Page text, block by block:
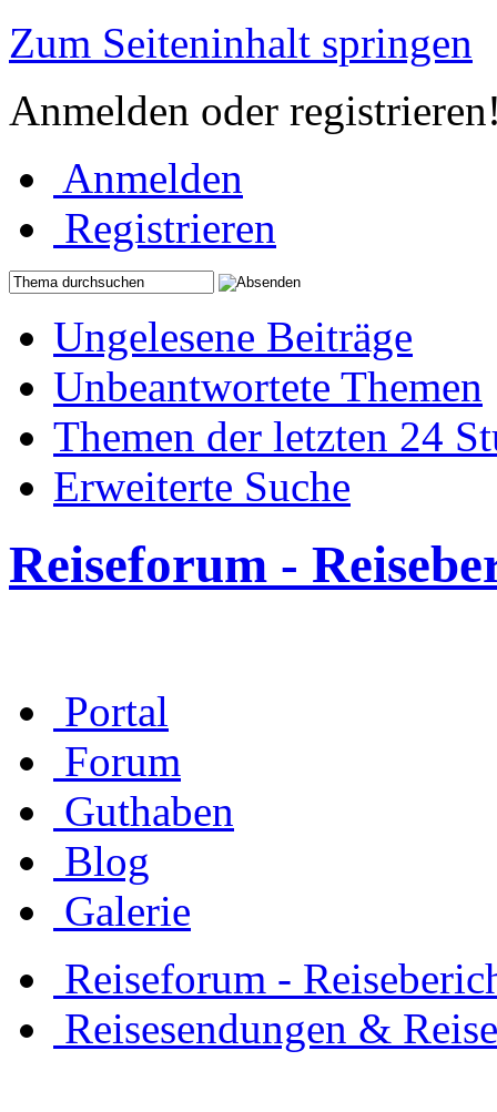
Zum Seiteninhalt springen
Anmelden oder
Anmelden
Registrieren
Ungelesene Beiträge
Unbeantwortete Themen
Themen der letzten 24
Erweiterte Suche
Reiseforum -
Portal
Forum
Guthaben
Blog
Galerie
Reiseforum -
Reisesendungen &